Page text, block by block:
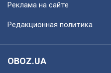
Реклама на сайте
Редакционная политика
OBOZ.UA